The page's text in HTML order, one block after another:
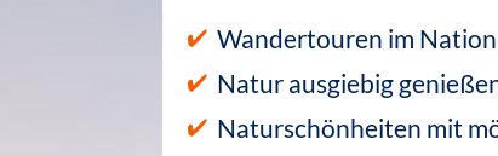
Wandertouren im
Natur ausgiebig
Naturschönheiten mit